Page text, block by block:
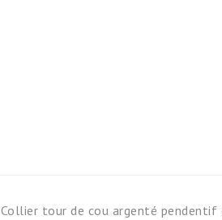
previous
Collier tour de cou argenté pendentif